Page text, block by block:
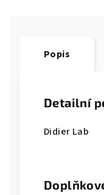
Popis
Detailní
Didier Lab